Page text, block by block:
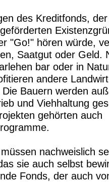
des Kreditfonds,
"Go!" hören würde,
Saatgut oder Geld.
bar oder in
andere
Bauern werden
und Viehhaltung
gehörten auch
nachweislich
sie auch selbst
Fonds, der auch